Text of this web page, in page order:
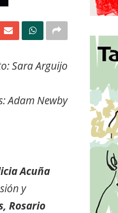
Sara Arguijo
Adam Newby
Acuña
y
Rosario